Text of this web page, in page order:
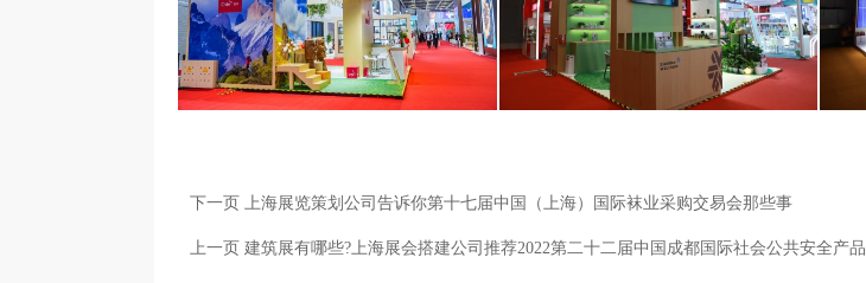
奥林巴斯（北京）销售服务有限公司 上海中实供应链管理有限公司
下一页 上海展览策划公司告诉你第十七届中国（上海）国际袜业采购交易会那些事
上一页 建筑展有哪些?上海展会搭建公司推荐2022第二十二届中国成都国际社会公共安全产品